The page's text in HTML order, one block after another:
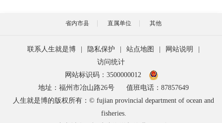
省内市县 直属单位 其他
联系人生就是博 | 隐私保护 | 站点地图 | 网站说明
|
访问统计
网站标识码：3500000012
地址：福州市冶山路26号
值班电话：87857649
人生就是博的版权所有：© fujian provincial department of ocean and
fisheries.